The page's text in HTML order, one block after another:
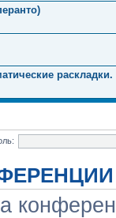
раскладки.